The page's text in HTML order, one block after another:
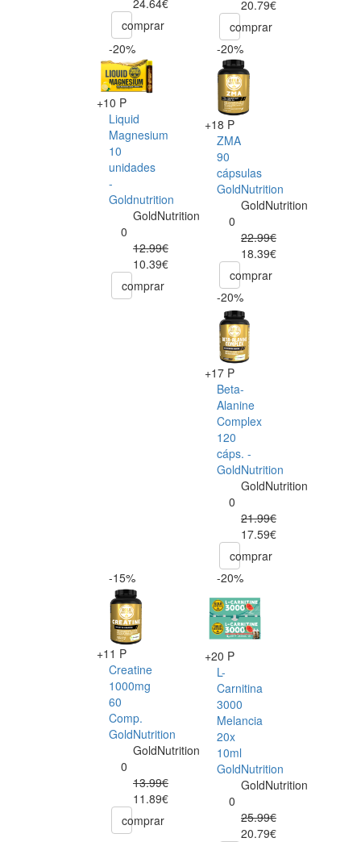
comprar
20.79€
comprar
-20%
+10 P
Liquid
Magnesium
10
unidades
-
Goldnutrition
GoldNutrition
0
12.99€
10.39€
comprar
-20%
+18 P
ZMA
90
cápsulas
GoldNutrition
GoldNutrition
0
22.99€
18.39€
comprar
-20%
+17 P
Beta-
Alanine
Complex
120
cáps. -
GoldNutrition
GoldNutrition
0
21.99€
17.59€
comprar
-15%
+11 P
Creatine
1000mg
60
Comp.
GoldNutrition
GoldNutrition
0
13.99€
11.89€
comprar
-20%
+20 P
L-
Carnitina
3000
Melancia
20x
10ml
GoldNutrition
GoldNutrition
0
25.99€
20.79€